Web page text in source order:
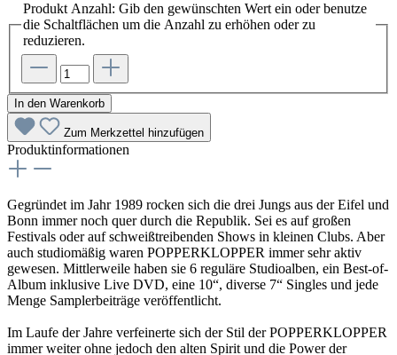
Produkt Anzahl: Gib den gewünschten Wert ein oder benutze
die Schaltflächen um die Anzahl zu erhöhen oder zu
reduzieren.
In den Warenkorb
Zum Merkzettel hinzufügen
Produktinformationen
Gegründet im Jahr 1989 rocken sich die drei Jungs aus der Eifel und
Bonn immer noch quer durch die Republik. Sei es auf großen
Festivals oder auf schweißtreibenden Shows in kleinen Clubs. Aber
auch studiomäßig waren POPPERKLOPPER immer sehr aktiv
gewesen. Mittlerweile haben sie 6 reguläre Studioalben, ein Best-of-
Album inklusive Live DVD, eine 10“, diverse 7“ Singles und jede
Menge Samplerbeiträge veröffentlicht.
Im Laufe der Jahre verfeinerte sich der Stil der POPPERKLOPPER
immer weiter ohne jedoch den alten Spirit und die Power der